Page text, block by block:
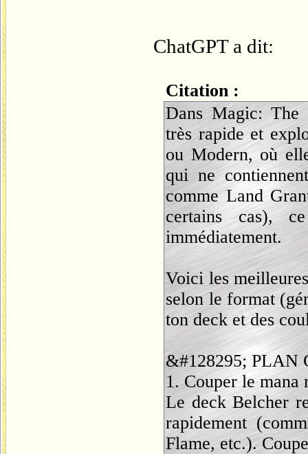
ChatGPT a dit:
Citation :
Dans Magic: The
très rapide et
ou Modern, où
qui ne
comme Land
certains cas),
immédiatement.
Voici les
selon le format
ton deck et des
&#128295; PLAN
1. Couper le
Le deck Belcher
rapidement
Flame, etc.).